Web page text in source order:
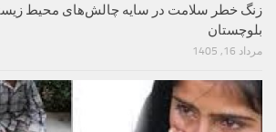
زنگ خطر سلامت در سایه چالش‌های محیط
بلوچستان
مرداد 16, 1405